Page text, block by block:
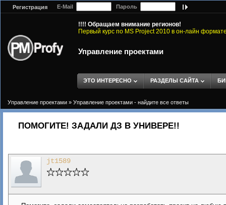
Регистрация E-Mail Пароль
!!!! Обращаем внимание регионов!
Первый курс по MS Project 2010 в он-лайн
Управление проектами
ЭТО ИНТЕРЕСНО РАЗДЕЛЫ САЙТА
Управление проектами » Управление проектами - найдите все ответы
ПОМОГИТЕ! ЗАДАЛИ ДЗ В УНИВЕРЕ!!
jt1589